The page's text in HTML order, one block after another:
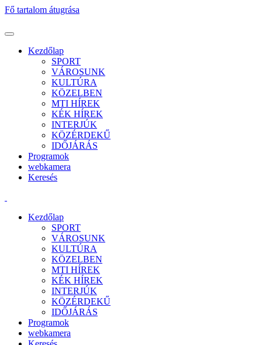
Fő tartalom átugrása
Kezdőlap
SPORT
VÁROSUNK
KULTÚRA
KÖZELBEN
MTI HÍREK
KÉK HÍREK
INTERJÚK
KÖZÉRDEKŰ
IDŐJÁRÁS
Programok
webkamera
Keresés
Kezdőlap
SPORT
VÁROSUNK
KULTÚRA
KÖZELBEN
MTI HÍREK
KÉK HÍREK
INTERJÚK
KÖZÉRDEKŰ
IDŐJÁRÁS
Programok
webkamera